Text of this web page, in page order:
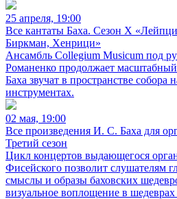
25 апреля, 19:00
Все кантаты Баха. Сезон X
Биркман, Хенрици»
Ансамбль Collegium Musicum под
Романенко продолжает
Баха звучат в пространстве собора
инструментах.
02 мая, 19:00
Все произведения И. С. Баха для
Третий сезон
Цикл концертов выдающегося
Фисейского позволит слушателям
смыслы и образы баховских
визуальное воплощение в